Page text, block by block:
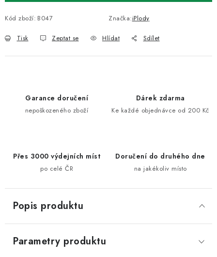
Kód zboží: B047 Značka:iPlody
Tisk Zeptat se Hlídat Sdílet
Garance doručení
nepoškozeného zboží
Dárek zdarma
Ke každé objednávce od 200 Kč
Přes 3000 výdejních míst
po celé ČR
Doručení do druhého dne
na jakékoliv místo
Popis produktu
Parametry produktu